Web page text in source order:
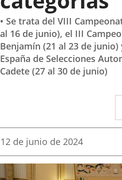
• Se trata del VIII
al 16 de junio), el III
Benjamín (21 al 23 de
España de Selecciones
Cadete (27 al 30 de junio)
Fecha
la
noticia
12 de junio de 2024